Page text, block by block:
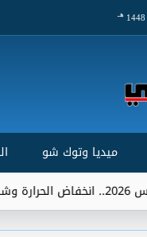
هـ
ميديا وتوك شو